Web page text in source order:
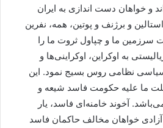
و خواهان دست اندازی به ایران
استالین و برژنف و پوتین، همه، نفرین
سرزمین ما و چپاول ثروت ما را
به اوکراین، اوکراینی‌ها و
سیاسی نظامی روس بسیج نمود. این
ما علیه حکومت فاسد شیعه و
آخوند خامنه‌ای فاسد، یار
خواهان مخالف حاکمان فاسد